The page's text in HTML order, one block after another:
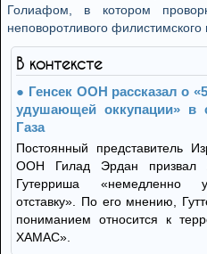
Голиафом, в котором
неповоротливого филистимского
В контексте
Генсек ООН рассказал о
удушающей оккупации» в
Газа
Постоянный представитель
ООН Гилад Эрдан призвал
Гутерриша «немедленно
отставку». По его мнению,
пониманием относится к
ХАМАС».